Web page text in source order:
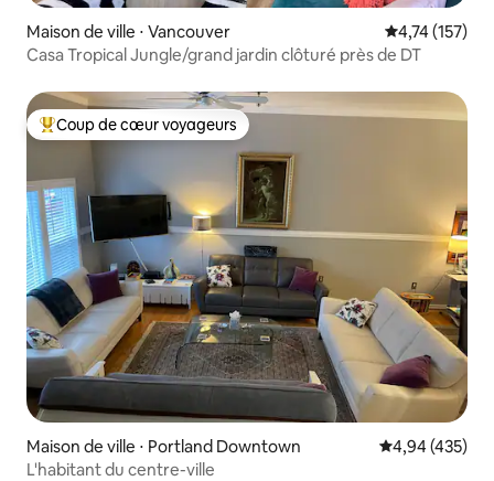
Maison de ville ⋅ Vancouver Évaluation
4,74 (157)
Casa Tropical Jungle/grand jardin clôturé près de DT
Coups de cœur voyageurs les plus appréciés
Coup de cœur voyageurs
Maison de ville ⋅ Portland Downtown Évaluation
4,94 (435)
L'habitant du centre-ville